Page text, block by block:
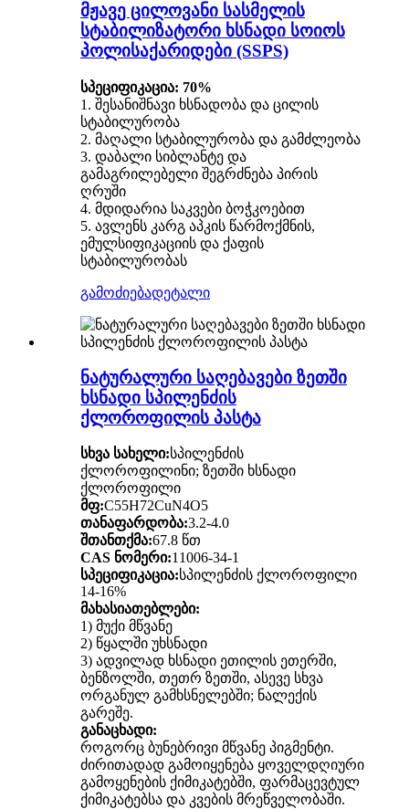
მჟავე ცილოვანი სასმელის
სტაბილიზატორი ხსნადი სოიოს
პოლისაქარიდები (SSPS)
სპეციფიკაცია: 70%
1. შესანიშნავი ხსნადობა და ცილის
სტაბილურობა
2. მაღალი სტაბილურობა და გამძლეობა
3. დაბალი სიბლანტე და
გამაგრილებელი შეგრძნება პირის
ღრუში
4. მდიდარია საკვები ბოჭკოებით
5. ავლენს კარგ აპკის წარმოქმნის,
ემულსიფიკაციის და ქაფის
სტაბილურობას
გამოძიებადეტალი
ნატურალური საღებავები ზეთში
ხსნადი სპილენძის
ქლოროფილის პასტა
სხვა სახელი:სპილენძის
ქლოროფილინი; ზეთში ხსნადი
ქლოროფილი
მფ:C55H72CuN4O5
თანაფარდობა:3.2-4.0
შთანთქმა:67.8 წთ
CAS ნომერი:11006-34-1
სპეციფიკაცია:სპილენძის ქლოროფილი
14-16%
მახასიათებლები:
1) მუქი მწვანე
2) წყალში უხსნადი
3) ადვილად ხსნადი ეთილის ეთერში,
ბენზოლში, თეთრ ზეთში, ასევე სხვა
ორგანულ გამხსნელებში; ნალექის
გარეშე.
განაცხადი:
როგორც ბუნებრივი მწვანე პიგმენტი.
ძირითადად გამოიყენება ყოველდღიური
გამოყენების ქიმიკატებში, ფარმაცევტულ
ქიმიკატებსა და კვების მრეწველობაში.